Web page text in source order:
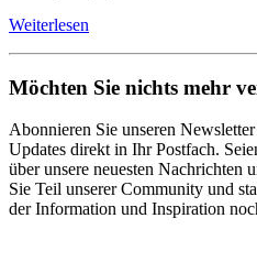
Weiterlesen
Möchten Sie nichts mehr
Abonnieren Sie unseren
Updates direkt in Ihr Postfach.
über unsere neuesten Nachrichten
Sie Teil unserer Community und
der Information und Inspiration